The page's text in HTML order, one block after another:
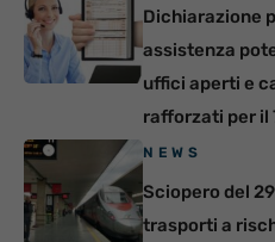
Dichiarazione
assistenza
uffici aperti e
rafforzati per il
NEWS
Sciopero del
trasporti a